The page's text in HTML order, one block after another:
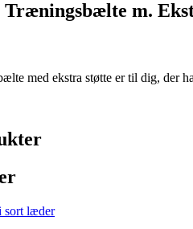
m.
med ekstra støtte er til dig, der